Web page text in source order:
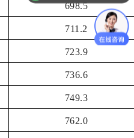
698.5
711.2
723.9
736.6
749.3
762.0